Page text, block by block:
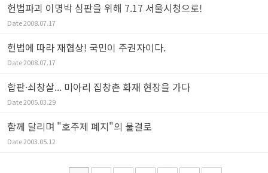
헌법파괴 이명박 심판을 위해 7.17 서울시청으로!
Date2008.07.17
헌법에 따라 재협상! 국민이 주권자이다.
Date2008.07.17
합판·쇠창살... 미아리 집창촌 화재 현장을 가다
Date2005.03.29
함께 달리며 "호주제 폐지"의 물결로
Date2003.05.12